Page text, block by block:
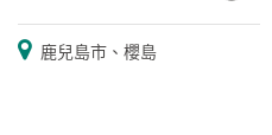
鹿兒島市、櫻島